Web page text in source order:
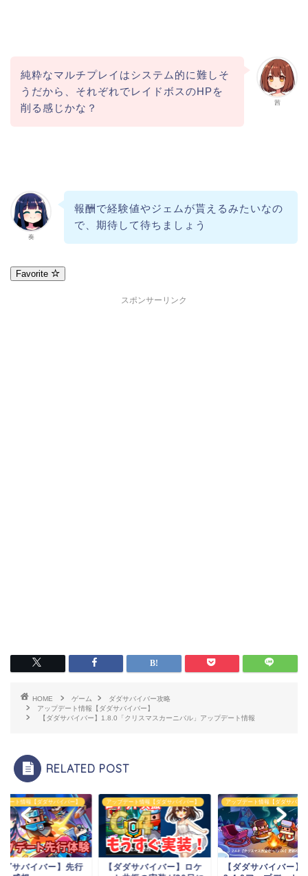
茜
純粋なマルチプレイはシステム的に難しそ
うだから、それぞれでレイドボスのHPを
削る感じかな？
奏
報酬で経験値やジェムが貰えるみたいなの
で、期待して待ちましょう
Favorite
スポンサーリンク
HOME ゲーム
ダダサバイバー攻略
アップデート情報【ダダサバイバー】
【ダダサバイバー】1.8.0「クリスマスカーニバル」アップデート情報
RELATED POST
デート情報【ダダサバイバー】
ダサバイバー】先行
アップデート情報【ダダサバイバー】
【ダダサバイバー】ロケ
アップデート情報【ダダサバイ
【ダダサバイバー】